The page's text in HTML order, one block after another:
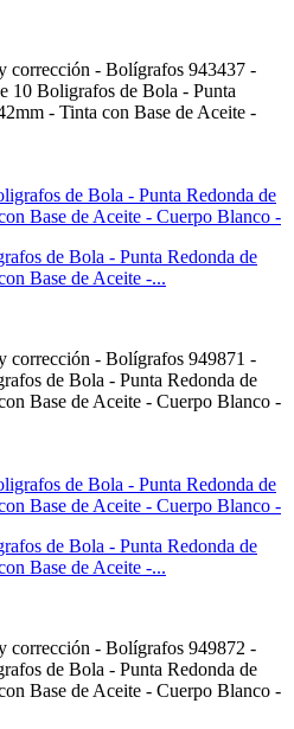
corrección - Bolígrafos 943437 -
10 Boligrafos de Bola - Punta
- Tinta con Base de Aceite -
de Bola - Punta Redonda de
Base de Aceite -...
corrección - Bolígrafos 949871 -
de Bola - Punta Redonda de
Base de Aceite - Cuerpo Blanco -
de Bola - Punta Redonda de
Base de Aceite -...
corrección - Bolígrafos 949872 -
de Bola - Punta Redonda de
Base de Aceite - Cuerpo Blanco -